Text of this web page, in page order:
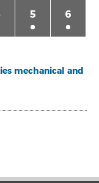
5 6
mechanical and